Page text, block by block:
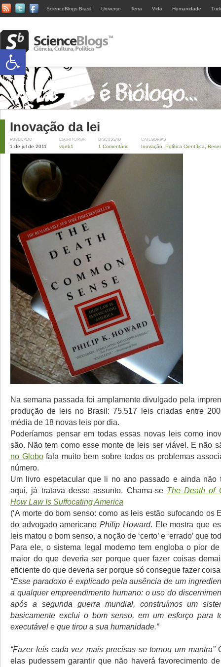
ScienceBlogs Brasil Universo Terra Vida Humanidade
Inovação da lei
PUBLICADO
1 de jul de 2011
ESCRITO POR
vqeb1
DISCUSSÃO
1 Comentário
CATEGORIAS
Inovação Política Científica
Na semana passada foi amplamente divulgado pela
produção de leis no Brasil: 75.517 leis criadas entre
média de 18 novas leis por dia.
Poderíamos pensar em todas essas novas leis como
são. Não tem como esse monte de leis ser viável. E não
no Globofala muito bem sobre todos os problemas
número.
Um livro espetacular que li no ano passado e ainda não
aqui, já tratava desse assunto. Chama-se The Death of
How Law Is Suffocating America
(‘A morte do bom senso: como as leis estão sufocando os
do advogado americanoPhilip Howard. Ele mostra que
leis matou o bom senso, a noção de ‘certo’ e ‘errado’ que
Para ele, o sistema legal moderno tem engloba o pior
maior do que deveria ser porque quer fazer coisas
eficiente do que deveria ser porque só consegue fazer
“Esse paradoxo é explicado pela ausência de um
a qualquer empreendimento humano: o uso do
após a segunda guerra mundial, construímos um
basicamente exclui o bom senso, em um esforço para
executável e que tirou a sua humanidade.”
“Fazer leis cada vez mais precisas se tornou um mantra”
elas pudessem garantir que não haverá favorecimento
Abrir a barra de ferramentas